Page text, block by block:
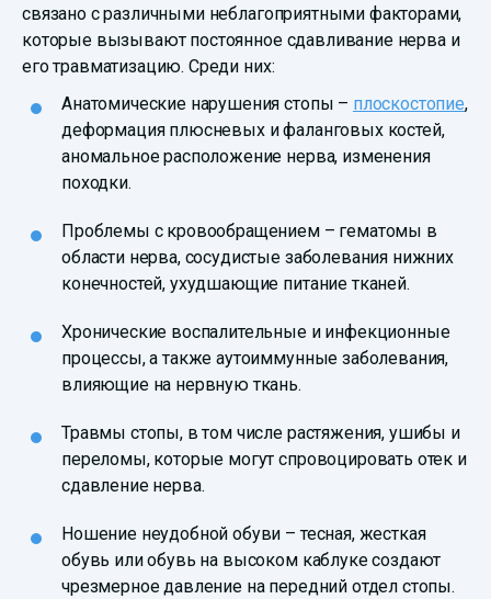
связано с различными неблагоприятными факторами,
которые вызывают постоянное сдавливание нерва и
его травматизацию. Среди них:
Анатомические нарушения стопы – плоскостопие,
деформация плюсневых и фаланговых костей,
аномальное расположение нерва, изменения
походки.
Проблемы с кровообращением – гематомы в
области нерва, сосудистые заболевания нижних
конечностей, ухудшающие питание тканей.
Хронические воспалительные и инфекционные
процессы, а также аутоиммунные заболевания,
влияющие на нервную ткань.
Травмы стопы, в том числе растяжения, ушибы и
переломы, которые могут спровоцировать отек и
сдавление нерва.
Ношение неудобной обуви – тесная, жесткая
обувь или обувь на высоком каблуке создают
чрезмерное давление на передний отдел стопы.